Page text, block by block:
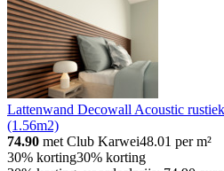
Lattenwand Decowall Acoustic
(1.56m2)
74.90 met Club Karwei48.01 per m²
30% korting30% korting